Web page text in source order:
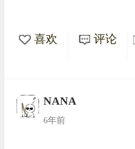
喜欢 评论
NANA
6年前